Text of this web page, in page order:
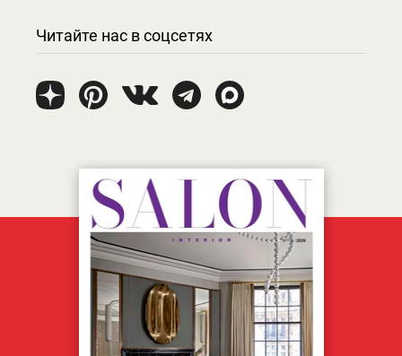
Читайте нас в соцсетях